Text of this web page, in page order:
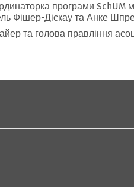
програми SchUM
Фішер-Діскау та Анке
та голова правління